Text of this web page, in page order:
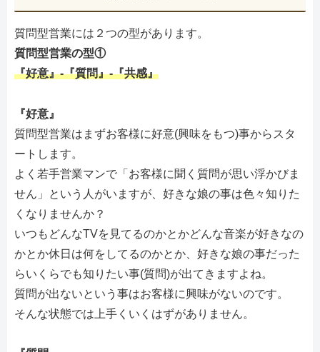
質問型営業には２つの型があります。
質問型営業の型①
『好意』-『質問』-『共感』
『好意』
質問型営業はまずお客様に好意(興味をもつ)事からスタ
ートします。
よく若手営業マンで「お客様に聞く質問が思い浮かびま
せん」という人がいますが、好きな娘の事は色々知りた
くなりませんか？
いつもどんなTVを見てるのかとかどんな音楽が好きなの
かとか休日は何をしてるのかとか、好きな娘の事だった
らいくらでも知りたい事(質問)が出てきますよね。
質問が出ないという事はお客様に興味がないのです。
そんな状態では上手くいくはずがありません。